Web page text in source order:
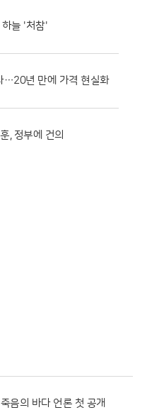
늘 '처참'
…20년 만에 가격 현실화
, 정부에 건의
음의 바다 언론 첫 공개